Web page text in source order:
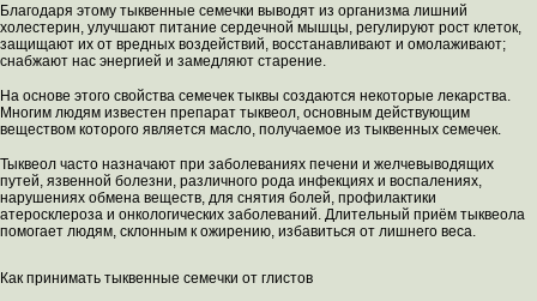
Благодаря этому тыквенные семечки выводят из организма лишний
холестерин, улучшают питание сердечной мышцы, регулируют рост клеток,
защищают их от вредных воздействий, восстанавливают и омолаживают;
снабжают нас энергией и замедляют старение.
На основе этого свойства семечек тыквы создаются некоторые лекарства.
Многим людям известен препарат тыквеол, основным действующим
веществом которого является масло, получаемое из тыквенных семечек.
Тыквеол часто назначают при заболеваниях печени и желчевыводящих
путей, язвенной болезни, различного рода инфекциях и воспалениях,
нарушениях обмена веществ, для снятия болей, профилактики
атеросклероза и онкологических заболеваний. Длительный приём тыквеола
помогает людям, склонным к ожирению, избавиться от лишнего веса.
Как принимать тыквенные семечки от глистов